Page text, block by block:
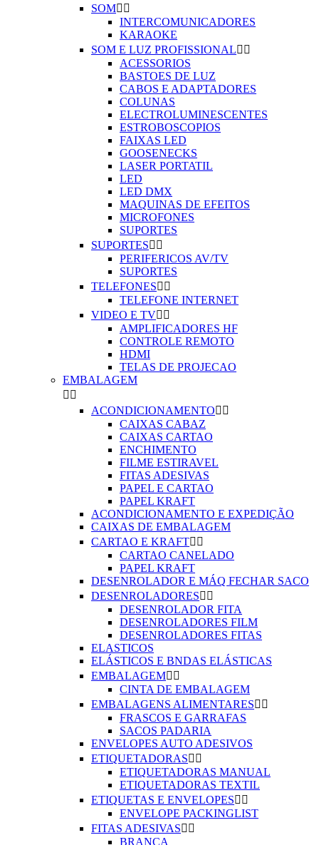
SOM 
INTERCOMUNICADORES
KARAOKE
SOM E LUZ PROFISSIONAL 
ACESSORIOS
BASTOES DE LUZ
CABOS E ADAPTADORES
COLUNAS
ELECTROLUMINESCENTES
ESTROBOSCOPIOS
FAIXAS LED
GOOSENECKS
LASER PORTATIL
LED
LED DMX
MAQUINAS DE EFEITOS
MICROFONES
SUPORTES
SUPORTES 
PERIFERICOS AV/TV
SUPORTES
TELEFONES 
TELEFONE INTERNET
VIDEO E TV 
AMPLIFICADORES HF
CONTROLE REMOTO
HDMI
TELAS DE PROJECAO
EMBALAGEM
 
ACONDICIONAMENTO 
CAIXAS CABAZ
CAIXAS CARTAO
ENCHIMENTO
FILME ESTIRAVEL
FITAS ADESIVAS
PAPEL E CARTAO
PAPEL KRAFT
ACONDICIONAMENTO E EXPEDIÇÃO
CAIXAS DE EMBALAGEM
CARTAO E KRAFT 
CARTAO CANELADO
PAPEL KRAFT
DESENROLADOR E MÁQ FECHAR SACO
DESENROLADORES 
DESENROLADOR FITA
DESENROLADORES FILM
DESENROLADORES FITAS
ELASTICOS
ELÁSTICOS E BNDAS ELÁSTICAS
EMBALAGEM 
CINTA DE EMBALAGEM
EMBALAGENS ALIMENTARES 
FRASCOS E GARRAFAS
SACOS PADARIA
ENVELOPES AUTO ADESIVOS
ETIQUETADORAS 
ETIQUETADORAS MANUAL
ETIQUETADORAS TEXTIL
ETIQUETAS E ENVELOPES 
ENVELOPE PACKINGLIST
FITAS ADESIVAS 
BRANCA